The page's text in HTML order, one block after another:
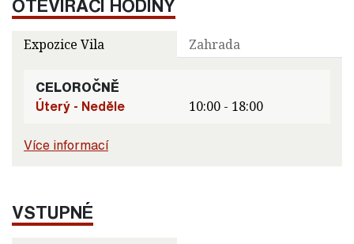
Expozice Vila Zahrada
CELOROČNĚ
Úterý - Neděle
10:00 - 18:00
Více informací
VSTUPNÉ